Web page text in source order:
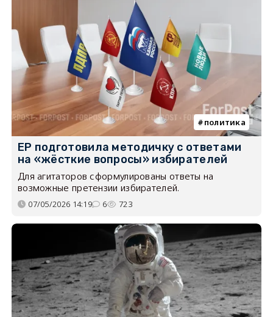
политика
ЕР подготовила методичку с ответами
на «жёсткие вопросы» избирателей
Для агитаторов сформулированы ответы на
возможные претензии избирателей.
07/05/2026 14:19 6 723